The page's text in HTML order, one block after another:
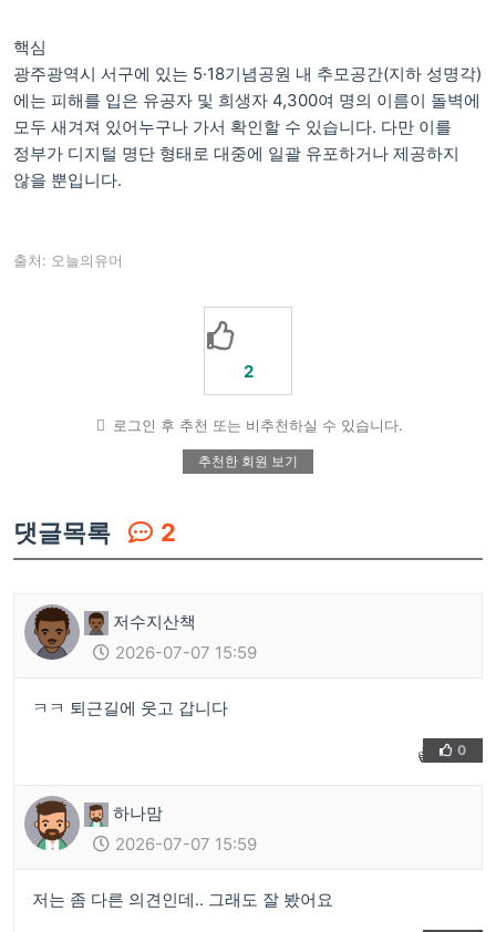
핵심
광주광역시 서구에 있는 5·18기념공원 내 추모공간(지하 성명각)
에는 피해를 입은 유공자 및 희생자 4,300여 명의 이름이 돌벽에
모두 새겨져 있어누구나 가서 확인할 수 있습니다. 다만 이를
정부가 디지털 명단 형태로 대중에 일괄 유포하거나 제공하지
않을 뿐입니다.
출처: 오늘의유머
2
로그인 후 추천 또는 비추천하실 수 있습니다.
추천한 회원 보기
댓글목록 2
저수지산책
2026-07-07 15:59
ㅋㅋ 퇴근길에 웃고 갑니다
👍 ❤️
0
하나맘
2026-07-07 15:59
저는 좀 다른 의견인데.. 그래도 잘 봤어요